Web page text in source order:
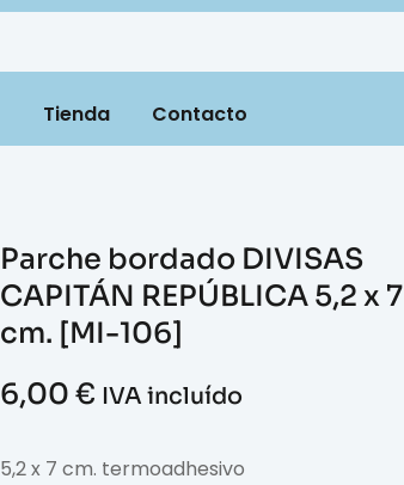
Tienda Contacto
Parche bordado DIVISAS
CAPITÁN REPÚBLICA 5,2 x 7
cm. [MI-106]
6,00 € IVA incluído
5,2 x 7 cm. termoadhesivo